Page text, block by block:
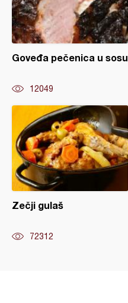
Goveđa pečenica u sosu
12049
Zečji gulaš
72312